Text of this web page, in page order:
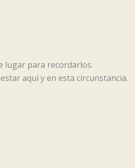
lugar para recordarlos.
aquí y en esta circunstancia.